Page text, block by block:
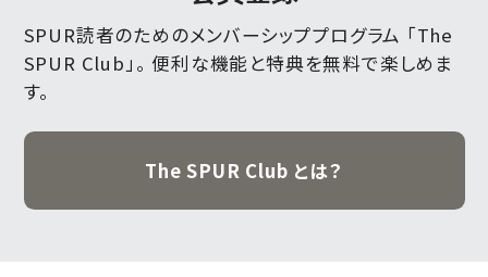
SPUR読者のためのメンバーシッププログラム 「The
SPUR Club」。 便利な機能と特典を無料で楽しめま
す。
The SPUR Club とは？